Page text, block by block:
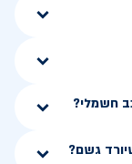
חשמלי?
גשם?